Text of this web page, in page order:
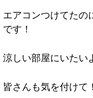
エアコンつけてたの
です！
涼しい部屋にいたい
皆さんも気を付けて！